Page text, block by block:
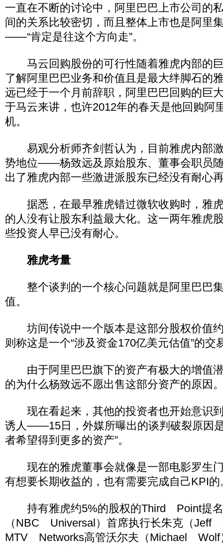
一直在不断的讨论中，阿里巴巴上市公司的
间的关系比较密切，而且整体上市也是阿里
――“肯定是往这个方向走”。
马云回购股份的可行性随着雅虎内部的
了解阿里巴巴业务和价值且是最大绊脚石的
远已经于一个月前辞职，阿里巴巴回购的巨
于马云来讲，也许2012年的春天是他回购阿
机。
易观分析师齐剑哲认为，目前雅虎内部
势地位――杨致远及原始股东、董事会职员
出了雅虎内部一些激进派股东已经没有耐心
据悉，在最早雅虎错过微软收购时，雅
的人没有让股东利益最大化。这一两年雅虎
些投资人早已没有耐心。
雅虎考量
整个谈判的一个核心问题就是阿里巴巴
值。
坊间传说中一个版本是这部分股权价值
则称这是一个“涉及资金170亿美元估值”的交
由于阿里巴巴旗下的资产有极大的增值
的为什么杨致远不愿出售这部分资产的原因
现在看起来，其他的投资者也开始意识到
诱人――15日，外媒所曝出的谈判破裂原因
者希望得到更多的资产”。
现在的雅虎董事会就像是一部电影罗生
有想要长期收益的，也有需要完成自己KPI的
持有雅虎约5%的股权的Third Point提名
（NBC Universal）首席执行长朱克（Jeff
MTV Networks高管沃尔夫（Michael Wolf